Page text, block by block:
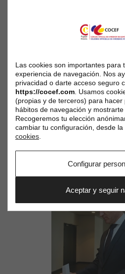
Las cookies son importantes para
experiencia de navegación. Nos
privacidad o darte acceso seguro
https://cocef.com. Usamos
(propias y de terceros) para hacer
hábitos de navegación y
Recogeremos tu elección
cambiar tu configuración, desde la
cookies.
Configurar
Aceptar y seguir